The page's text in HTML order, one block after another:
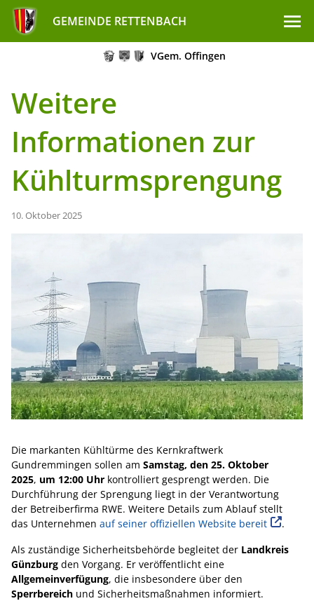
GEMEINDE RETTENBACH
VGem. Offingen
Weitere
Informationen zur
Kühlturmsprengung
10. Oktober 2025
Die markanten Kühltürme des Kernkraftwerk
Gundremmingen sollen am Samstag, den 25. Oktober
2025, um 12:00 Uhr kontrolliert gesprengt werden. Die
Durchführung der Sprengung liegt in der Verantwortung
der Betreiberfirma RWE. Weitere Details zum Ablauf stellt
das Unternehmen auf seiner offiziellen Website bereit
.
Als zuständige Sicherheitsbehörde begleitet der Landkreis
Günzburg den Vorgang. Er veröffentlicht eine
Allgemeinverfügung, die insbesondere über den
Sperrbereich und Sicherheitsmaßnahmen informiert.